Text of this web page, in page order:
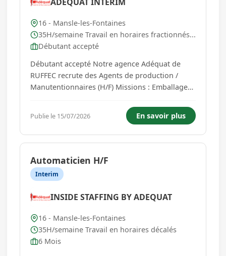
16 - Mansle-les-Fontaines
35H/semaine Travail en horaires fractionnés...
Débutant accepté
Débutant accepté Notre agence Adéquat de
RUFFEC recrute des Agents de production /
Manutentionnaires (H/F) Missions : Emballage
Débutant accepté, - Sérieux, ponctuel,
dynamique, organisé et doté d'un esprit
d'équipe, Rémunération et avanta...
Publie le 15/07/2026 En savoir plus
Automaticien H/F
Interim
INSIDE STAFFING BY ADEQUAT
16 - Mansle-les-Fontaines
35H/semaine Travail en horaires décalés
6 Mois